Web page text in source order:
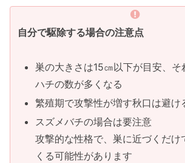
自分で駆除する場合の注意点
巣の大きさは15㎝以下が目安、そ
ハチの数が多くなる
繁殖期で攻撃性が増す秋口は避け
スズメバチの場合は要注意
攻撃的な性格で、巣に近づくだけ
くる可能性があります